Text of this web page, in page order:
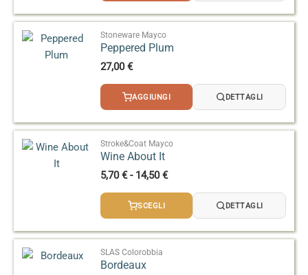
Stoneware Mayco
Peppered Plum
27,00€
AGGIUNGI DETTAGLI
Stroke&Coat Mayco
Wine About It
5,70€ - 14,50€Fascia
prezzo:
a
SCEGLI DETTAGLI
SLAS Colorobbia
Bordeaux